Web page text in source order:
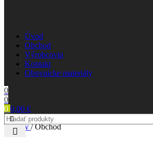
Úvod
Obchod
Výrobcovia
Kontakt
Obuvnícke materiály
0
0
0 0,00 €
Domov/ Obchod